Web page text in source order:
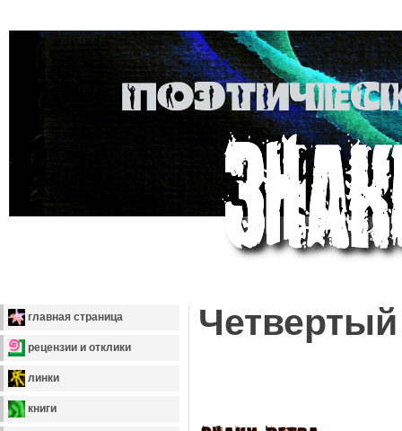
главная страница
рецензии и отклики
линки
книги